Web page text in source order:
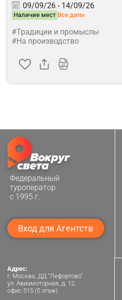
09/09/26 - 14/09/26
Наличие мест Все даты
#Традиции и промыслы
#На производство
Федеральный
туроператор
с 1995 г.
Вход для Агентств
Адрес:
г. Москва, ДД “Лефортово”
ул. Авиамоторная, д. 12,
офис 515 (5 этаж)